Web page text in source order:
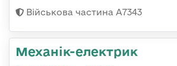
Військова частина А7343
Механік-електрик